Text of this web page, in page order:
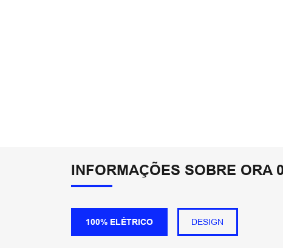
INFORMAÇÕES SOBRE ORA
100% ELÉTRICO DESIGN